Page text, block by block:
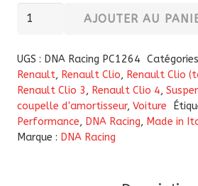
quantité
Kit
de
tête
de
suspension
AJOUTER AU
UGS : DNA Racing PC1264
Renault, Renault Clio, Renault Clio
Renault Clio 3, Renault Clio 4,
coupelle d'amortisseur, Voiture
Performance, DNA Racing, Made in
Marque : DNA Racing